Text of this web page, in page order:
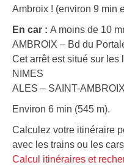
Ambroix ! (environ 9 min
En car : A moins de 10
AMBROIX – Bd du
Cet arrêt est situé sur les
NIMES
ALES – SAINT-AMBROIX
Environ 6 min (545 m).
Calculez votre itinéraire
avec les trains ou les
Calcul itinéraires et